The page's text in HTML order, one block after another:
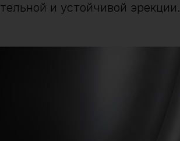
и устойчивой эрекции.